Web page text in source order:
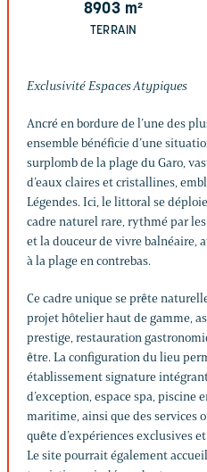
8903 m²
TERRAIN
Exclusivité Espaces Atypiques
Ancré en bordure de l’une des
ensemble bénéficie d’une
surplomb de la plage du Garo,
d’eaux claires et cristallines,
Légendes. Ici, le littoral se
cadre naturel rare, rythmé par
et la douceur de vivre balnéaire,
à la plage en contrebas.
Ce cadre unique se prête
projet hôtelier haut de gamme,
prestige, restauration
être. La configuration du lieu
établissement signature
d’exception, espace spa, piscine
maritime, ainsi que des services
quête d’expériences exclusives
Le site pourrait également